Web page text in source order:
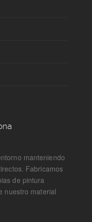
manteniendo
Fabricamos
de pintura
nuestro material